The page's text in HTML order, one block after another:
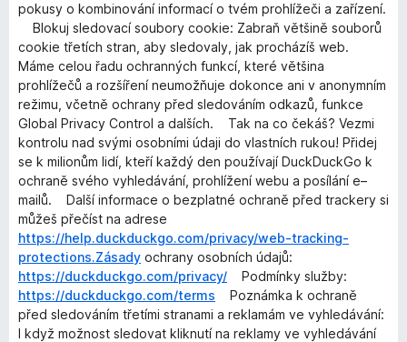
pokusy o kombinování informací o tvém prohlížeči a zařízení.
Blokuj sledovací soubory cookie: Zabraň většině souborů
cookie třetích stran, aby sledovaly, jak procházíš web.
Máme celou řadu ochranných funkcí, které většina
prohlížečů a rozšíření neumožňuje dokonce ani v anonymním
režimu, včetně ochrany před sledováním odkazů, funkce
Global Privacy Control a dalších. Tak na co čekáš? Vezmi
kontrolu nad svými osobními údaji do vlastních rukou! Přidej
se k milionům lidí, kteří každý den používají DuckDuckGo k
ochraně svého vyhledávání, prohlížení webu a posílání e–
mailů. Další informace o bezplatné ochraně před trackery si
můžeš přečíst na adrese
https://help.duckduckgo.com/privacy/web-tracking-
protections.Zásady ochrany osobních údajů:
https://duckduckgo.com/privacy/ Podmínky služby:
https://duckduckgo.com/terms Poznámka k ochraně
před sledováním třetími stranami a reklamám ve vyhledávání:
I když možnost sledovat kliknutí na reklamy ve vyhledávání